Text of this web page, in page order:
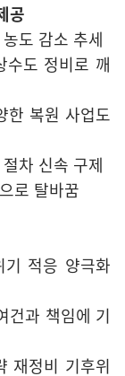
공
도 감소 추세
수도 정비로 깨
한 복원 사업도
차 신속 구제
로 탈바꿈
적응 양극화
건과 책임에 기
재정비 기후위